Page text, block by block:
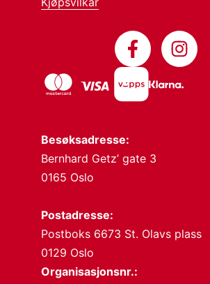
Besøksadresse:
Bernhard Getz’ gate 3
0165 Oslo
Postadresse:
Postboks 6673 St. Olavs plass
0129 Oslo
Organisasjonsnr.: